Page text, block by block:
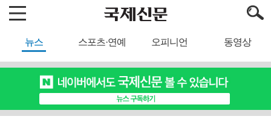
뉴스 스포츠·연예 오피니언 동영상